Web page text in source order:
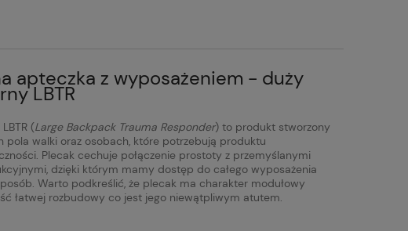
apteczka z wyposażeniem - duży
LBTR
(Large Backpack Trauma Responder) to produkt stworzony
pola walki oraz osobach, które potrzebują produktu
Plecak cechuje połączenie prostoty z przemyślanymi
dzięki którym mamy dostęp do całego wyposażenia
Warto podkreślić, że plecak ma charakter modułowy
łatwej rozbudowy co jest jego niewątpliwym atutem.